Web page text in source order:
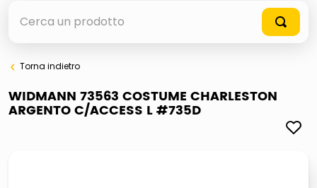
elenchi telefonici
orologio parete
Torna indietro
WIDMANN 73563 COSTUME CHARLESTON
ARGENTO C/ACCESS L #735D